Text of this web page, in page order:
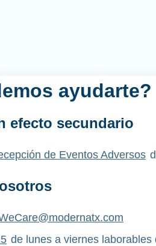
ayudarte?
efecto secundario
de Eventos Adversos
de lunes a viernes